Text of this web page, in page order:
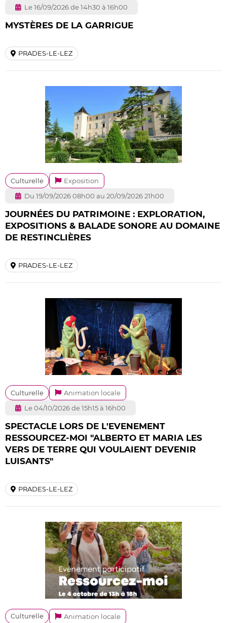
Le 16/09/2026 de 14h30 à 16h00
MYSTÈRES DE LA GARRIGUE
PRADES-LE-LEZ
Culturelle
Exposition
Du 19/09/2026 08h00 au 20/09/2026 21h00
JOURNÉES DU PATRIMOINE : EXPLORATION,
EXPOSITIONS & BALADE SONORE AU DOMAINE
DE RESTINCLIÈRES
PRADES-LE-LEZ
Culturelle
Animation locale
Le 04/10/2026 de 15h15 à 16h00
SPECTACLE LORS DE L'EVENEMENT
RESSOURCEZ-MOI "ALBERTO ET MARIA LES
VERS DE TERRE QUI VOULAIENT DEVENIR
LUISANTS"
PRADES-LE-LEZ
Culturelle
Animation locale